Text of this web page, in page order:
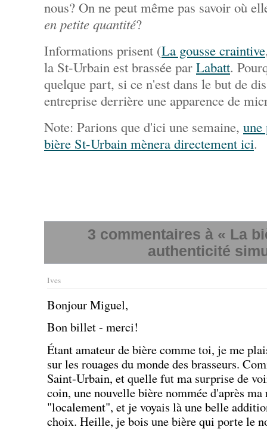
nous? On ne peut même pas savoir où
en petite quantité?
Informations prisent (La gousse craintive
la St-Urbain est brassée par Labatt.
quelque part, si ce n'est dans le but de
entreprise derrière une apparence de
Note: Parions que d'ici une semaine, une
bière St-Urbain mènera directement ici.
3 commentaires à « La
authenticité
Ives
Bonjour Miguel,
Bon billet - merci!
Étant amateur de bière comme toi, je me
sur les rouages du monde des brasseurs.
Saint-Urbain, et quelle fut ma surprise de
coin, une nouvelle bière nommée d'après
"localement", et je voyais là une belle
choix. Heille, je bois une bière qui porte le